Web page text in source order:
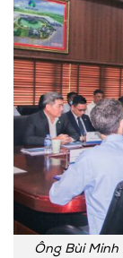
Ông Bùi